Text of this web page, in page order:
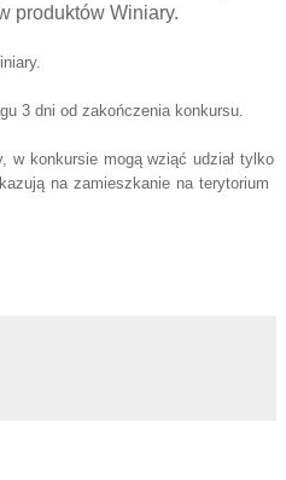
produktów Winiary.
3 dni od zakończenia konkursu.
w konkursie mogą wziąć udział tylko
na zamieszkanie na terytorium